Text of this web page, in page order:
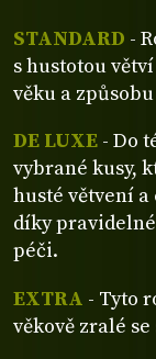
STANDARD -
s hustotou
věku a
DE LUXE - Do
vybrané kusy,
husté větvení
díky
péči.
EXTRA - Tyto
věkově zralé